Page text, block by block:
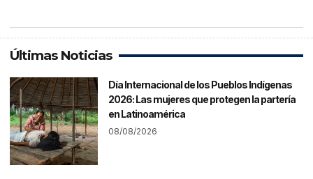
Últimas Noticias
Día Internacional de los Pueblos Indígenas
2026: Las mujeres que protegen la partería
en Latinoamérica
08/08/2026